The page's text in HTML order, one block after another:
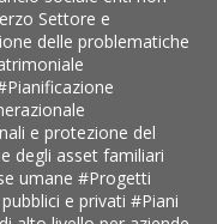
Settore e
delle problematiche
e protezione del
degli asset familiari
umane#Progetti
e privati#Piani